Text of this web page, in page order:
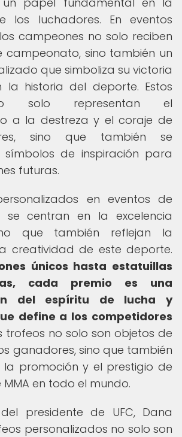
los luchadores. En eventos
campeones no solo reciben
campeonato, sino también un
que simboliza su victoria
historia del deporte. Estos
solo representan el
a la destreza y el coraje de
sino que también se
símbolos de inspiración para
futuras.
en eventos de
se centran en la excelencia
que también reflejan la
creatividad de este deporte.
únicos hasta estatuillas
cada premio es una
del espíritu de lucha y
define a los competidores
trofeos no solo son objetos de
ganadores, sino que también
promoción y el prestigio de
en todo el mundo.
presidente de UFC, Dana
personalizados no solo son